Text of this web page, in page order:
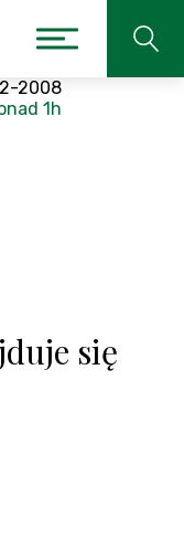
2008
1h
się